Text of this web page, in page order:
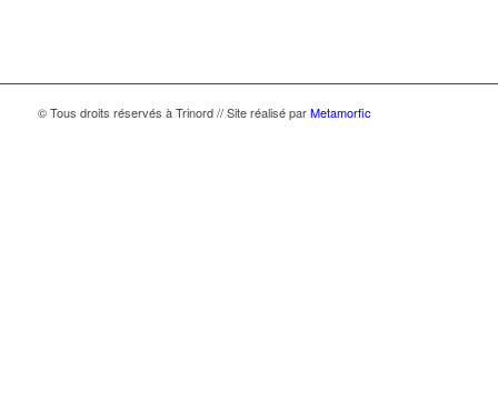
© Tous droits réservés à Trinord // Site réalisé parMetamorfic